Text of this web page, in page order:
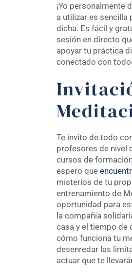
¡Yo personalmente
a utilizar es sencilla
dicha. Es fácil y
sesión en directo
apoyar tu práctica
conectado con
Te invito de todo
profesores de nivel
cursos de
espero que
misterios de tu
entrenamiento de
oportunidad para
la compañía
casa y el tiempo de
cómo funciona tu
desenredar las
actuar que te